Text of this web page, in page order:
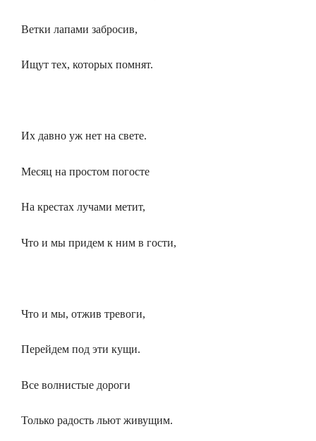
Ветки лапами забросив,
Ищут тех, которых помнят.
Их давно уж нет на свете.
Месяц на простом погосте
На крестах лучами метит,
Что и мы придем к ним в гости,
Что и мы, отжив тревоги,
Перейдем под эти кущи.
Все волнистые дороги
Только радость льют живущим.